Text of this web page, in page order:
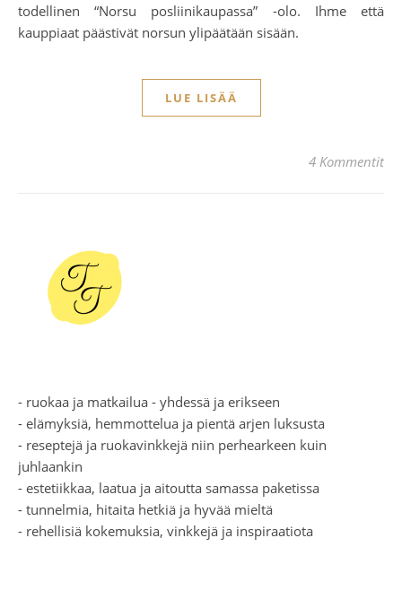
todellinen “Norsu posliinikaupassa” -olo. Ihme että
kauppiaat päästivät norsun ylipäätään sisään.
LUE LISÄÄ
4 Kommentit
- ruokaa ja matkailua - yhdessä ja erikseen
- elämyksiä, hemmottelua ja pientä arjen luksusta
- reseptejä ja ruokavinkkejä niin perhearkeen kuin
juhlaankin
- estetiikkaa, laatua ja aitoutta samassa paketissa
- tunnelmia, hitaita hetkiä ja hyvää mieltä
- rehellisiä kokemuksia, vinkkejä ja inspiraatiota